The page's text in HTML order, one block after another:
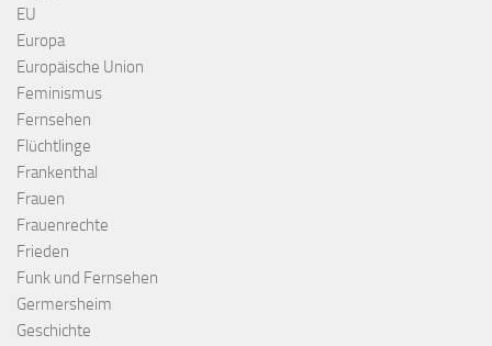
EU
Europa
Europäische Union
Feminismus
Fernsehen
Flüchtlinge
Frankenthal
Frauen
Frauenrechte
Frieden
Funk und Fernsehen
Germersheim
Geschichte